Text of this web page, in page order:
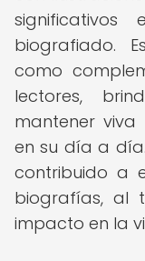
biografiado.
como
lectores,
mantener viva
en su día a
contribuido a
biografías, al
impacto en la